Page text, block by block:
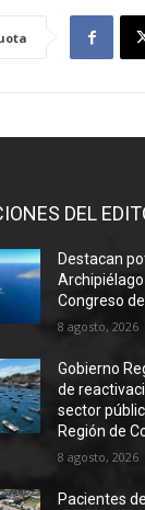
DEL
Destacan
Congreso
8 agosto, 2026
Gobierno
de
sector
Región de
8 agosto, 2026
Pacientes